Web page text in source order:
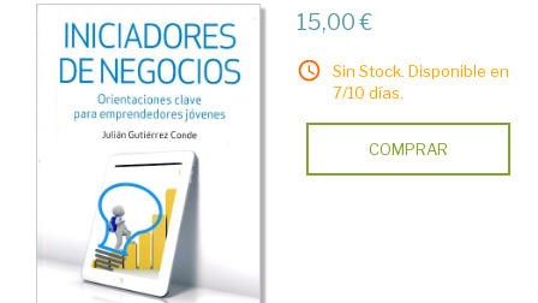
15,00 €
Sin Stock. Disponible en
7/10 días.
COMPRAR